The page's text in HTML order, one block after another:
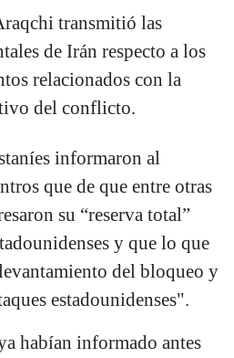
transmitió las
de Irán respecto a los
relacionados con la
del conflicto.
informaron al
que de que entre otras
su “reserva total”
y que lo que
del bloqueo y
estadounidenses".
habían informado antes